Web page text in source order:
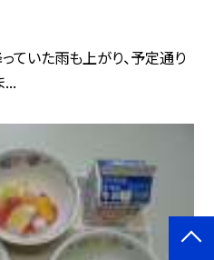
ていた雨も上がり、予定通り
...